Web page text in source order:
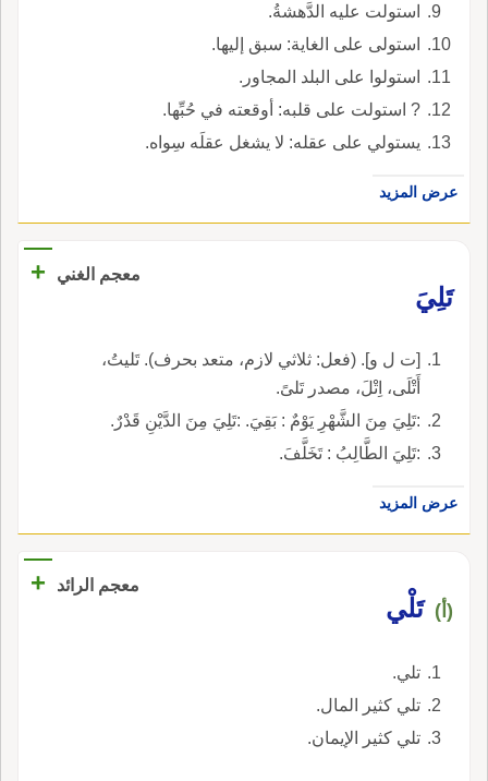
استولت عليه الدَّهشةُ.
استولى على الغاية: سبق إليها.
استولوا على البلد المجاور.
? استولت على قلبه: أوقعته في حُبِّها.
يستولي على عقله: لا يشغل عقلَه سِواه.
عرض المزيد
معجم الغني
+
تَلِيَ
[ت ل و]. (فعل: ثلاثي لازم، متعد بحرف). تَليتُ،
أَتْلَى، اِتْلَ، مصدر تَلىً.
:تَلِيَ مِنَ الشَّهْرِ يَوْمٌ : بَقِيَ. :تَلِيَ مِنَ الدَّيْنِ قَدْرٌ.
:تَلِيَ الطَّالِبُ : تَخَلَّفَ.
عرض المزيد
معجم الرائد +
(أ) تَلْي
تلي.
تلي كثير المال.
تلي كثير الإيمان.